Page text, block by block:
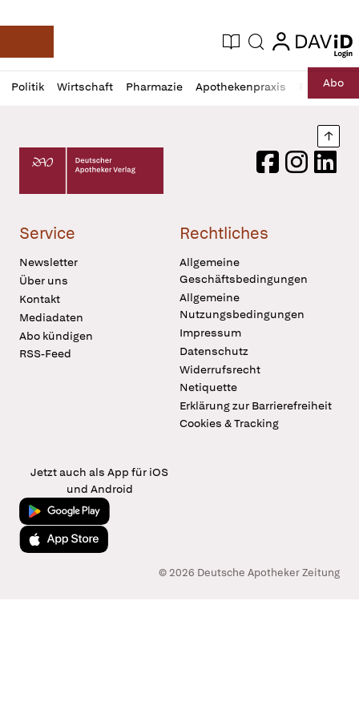
Deutsche Apotheker Zeitung
Aktuelle Ausgabe
Suche login
login
Politik Wirtschaft Pharmazie Apothekenpraxis RechtAbo
Profil
öffnen
Daz
Pur
Deutscher Apotheker Verlag Logo
FacebookInstagram
Service
Newsletter
Über uns
Kontakt
Mediadaten
Abo kündigen
RSS-Feed
Rechtliches
Allgemeine
Geschäftsbedingungen
Allgemeine
Nutzungsbedingungen
Impressum
Datenschutz
Widerrufsrecht
Netiquette
Erklärung zur Barrierefreiheit
Cookies & Tracking
Jetzt auch als App für iOS
und Android
Jetzt bei Google Play
Laden im App Store
© 2026 Deutsche Apotheker Zeitung